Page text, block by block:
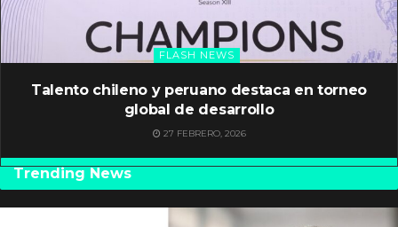
FLASH NEWS
Talento chileno y peruano destaca en torneo
global de desarrollo
27 FEBRERO, 2026
Trending News